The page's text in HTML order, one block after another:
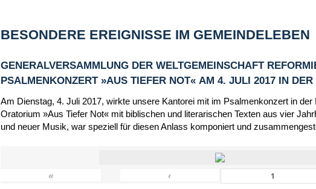
BESONDERE EREIGNISSE IM GEMEINDELEBEN
GENERALVERSAMMLUNG DER WELTGEMEINSCHAFT
PSALMENKONZERT »AUS TIEFER NOT« AM 4. JULI 2017 IN
Am Dienstag, 4. Juli 2017, wirkte unsere Kantorei mit im Psalmenkonzert in
Oratorium »Aus Tiefer Not« mit biblischen und literarischen Texten aus vier
und neuer Musik, war speziell für diesen Anlass komponiert und
« ‹